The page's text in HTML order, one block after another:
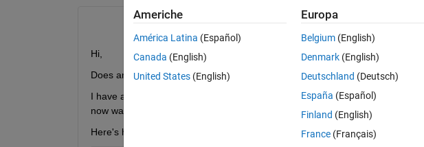
Hi,
Does anyone know how to use imshow()
with a custom colormap linking
I have a series of images with 200-250 objects. I extracted a colormap from
now want to apply the same color to each labeled object in the series of
Here's how I extracted the RGB colors and linked them to the labelmatrix:
Americhe
América Latina (Español)
Canada (English)
United States (English)
Europa
Belgium (English)
Denmark (English)
Deutschland (Deutsch)
España (Español)
Finland (English)
France (Français)